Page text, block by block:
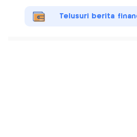
Telusuri berita